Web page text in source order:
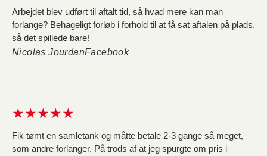
Arbejdet blev udført til aftalt tid, så hvad mere kan man
forlange? Behageligt forløb i forhold til at få sat aftalen på plads,
så det spillede bare!
Nicolas JourdanFacebook
★★★★★
Fik tømt en samletank og måtte betale 2-3 gange så meget,
som andre forlanger. På trods af at jeg spurgte om pris i